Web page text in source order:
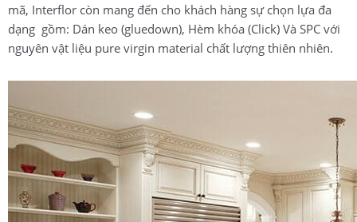
mã, Interflor còn mang đến cho khách hàng sự chọn lựa đa
dạng gồm: Dán keo (gluedown), Hèm khóa (Click) Và SPC với
nguyên vật liệu pure virgin material chất lượng thiên nhiên.